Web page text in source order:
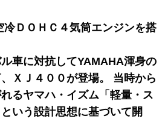
ＤＯＨＣ４気筒エンジンを搭
車に対抗してYAMAHA渾身の
ＸＪ４００が登場。 当時から
るヤマハ・イズム「軽量・ス
いう設計思想に基づいて開